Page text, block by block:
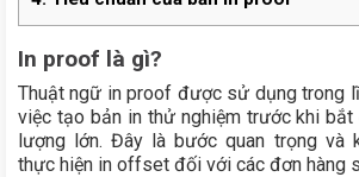
In proof là gì?
Thuật ngữ in proof được sử dụng trong
việc tạo bản in thử nghiệm trước khi
lượng lớn. Đây là bước quan trọng và
thực hiện in offset đối với các đơn hàng